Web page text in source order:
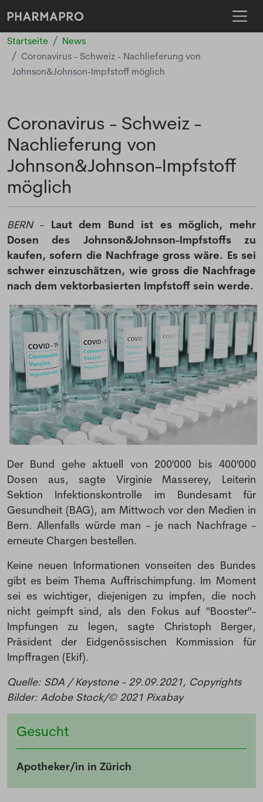
Startseite
News
Coronavirus - Schweiz - Nachlieferung von
Johnson&Johnson-Impfstoff möglich
Coronavirus - Schweiz -
Nachlieferung von
Johnson&Johnson-Impfstoff
möglich
BERN- Laut dem Bund ist es möglich, mehr
Dosen des Johnson&Johnson-Impfstoffs zu
kaufen, sofern die Nachfrage gross wäre. Es sei
schwer einzuschätzen, wie gross die Nachfrage
nach dem vektorbasierten Impfstoff sein werde.
Der Bund gehe aktuell von 200'000 bis 400'000
Dosen aus, sagte Virginie Masserey, Leiterin
Sektion Infektionskontrolle im Bundesamt für
Gesundheit (BAG), am Mittwoch vor den Medien in
Bern. Allenfalls würde man - je nach Nachfrage -
erneute Chargen bestellen.
Keine neuen Informationen vonseiten des Bundes
gibt es beim Thema Auffrischimpfung. Im Moment
sei es wichtiger, diejenigen zu impfen, die noch
nicht geimpft sind, als den Fokus auf "Booster"-
Impfungen zu legen, sagte Christoph Berger,
Präsident der Eidgenössischen Kommission für
Impffragen (Ekif).
Quelle: SDA / Keystone - 29.09.2021, Copyrights
Bilder: Adobe Stock/© 2021 Pixabay
Gesucht
Apotheker/in in Zürich